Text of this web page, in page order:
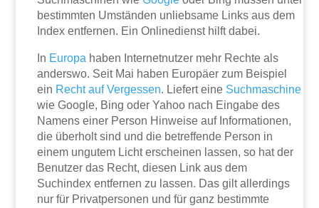
bestimmten Umständen unliebsame Links aus dem
Index entfernen. Ein Onlinedienst hilft dabei.
In Europa haben Internetnutzer mehr Rechte als
anderswo. Seit Mai haben Europäer zum Beispiel
ein Recht auf Vergessen. Liefert eine Suchmaschine
wie Google, Bing oder Yahoo nach Eingabe des
Namens einer Person Hinweise auf Informationen,
die überholt sind und die betreffende Person in
einem ungutem Licht erscheinen lassen, so hat der
Benutzer das Recht, diesen Link aus dem
Suchindex entfernen zu lassen. Das gilt allerdings
nur für Privatpersonen und für ganz bestimmte